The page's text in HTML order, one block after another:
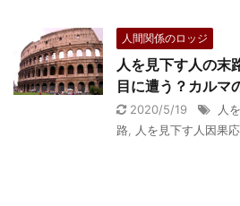
人間関係のロッジ
人を見下す人の末
目に遭う？カルマ
2020/5/19 人
路
人を見下す人因果